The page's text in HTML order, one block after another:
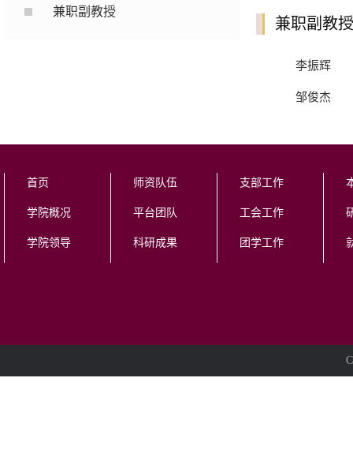
兼职副教授
兼职副教授
李振辉
邹俊杰
首页
学院概况
学院领导
师资队伍
平台团队
科研成果
支部工作
工会工作
团学工作